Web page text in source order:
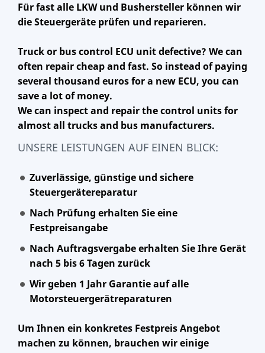
Für fast alle LKW und Bushersteller können wir
die Steuergeräte prüfen und reparieren.
Truck or bus control ECU unit defective? We can
often repair cheap and fast. So instead of paying
several thousand euros for a new ECU, you can
save a lot of money.
We can inspect and repair the control units for
almost all trucks and bus manufacturers.
UNSERE LEISTUNGEN AUF EINEN BLICK:
Zuverlässige, günstige und sichere
Steuergerätereparatur
Nach Prüfung erhalten Sie eine
Festpreisangabe
Nach Auftragsvergabe erhalten Sie Ihre Gerät
nach 5 bis 6 Tagen zurück
Wir geben 1 Jahr Garantie auf alle
Motorsteuergerätreparaturen
Um Ihnen ein konkretes Festpreis Angebot
machen zu können, brauchen wir einige